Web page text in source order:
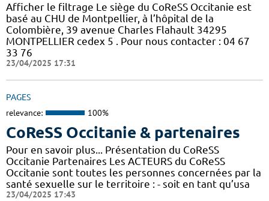
Afficher le filtrage Le siège du CoReSS Occitanie est
basé au CHU de Montpellier, à l’hôpital de la
Colombière, 39 avenue Charles Flahault 34295
MONTPELLIER cedex 5 . Pour nous contacter : 04 67
33 76
23/04/2025 17:31
PAGES
relevance: 100%
CoReSS Occitanie & partenaires
Pour en savoir plus... Présentation du CoReSS
Occitanie Partenaires Les ACTEURS du CoReSS
Occitanie sont toutes les personnes concernées par la
santé sexuelle sur le territoire : - soit en tant qu’usa
23/04/2025 17:43